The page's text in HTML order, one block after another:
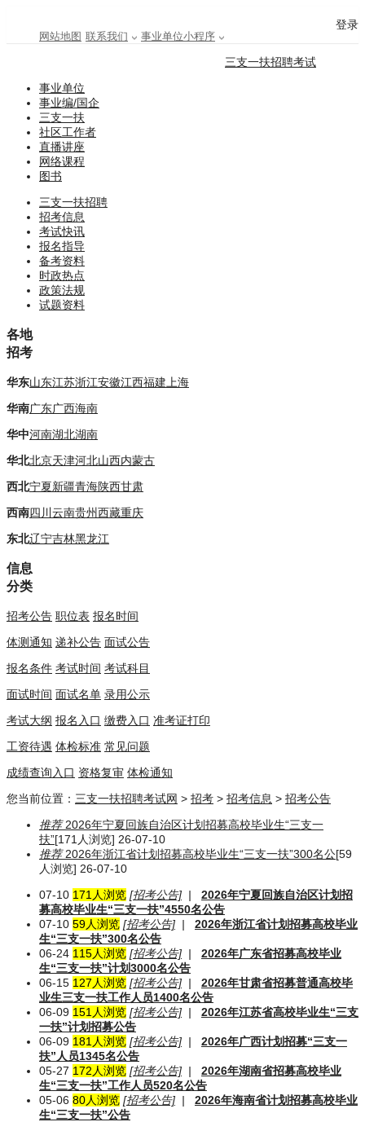
网站地图 联系我们 事业单位小程序
登录
三支一扶招聘考试
事业单位
事业编/国企
三支一扶
社区工作者
直播讲座
网络课程
图书
三支一扶招聘
招考信息
考试快讯
报名指导
备考资料
时政热点
政策法规
试题资料
各地
招考
华东山东江苏浙江安徽江西福建 上海
华南广东广西海南
华中河南湖北湖南
华北北京天津河北山西内蒙古
西北宁夏新疆青海陕西甘肃
西南四川 云南贵州西藏重庆
东北辽宁吉林黑龙江
信息
分类
招考公告 职位表 报名时间
体测通知 递补公告 面试公告
报名条件 考试时间 考试科目
面试时间 面试名单 录用公示
考试大纲 报名入口 缴费入口 准考证打印
工资待遇 体检标准 常见问题
成绩查询入口 资格复审 体检通知
您当前位置： 三支一扶招聘考试网 > 招考 > 招考信息 > 招考公告
推荐2026年宁夏回族自治区计划招募高校毕业生“三支一
扶”[171人浏览] 26-07-10
推荐2026年浙江省计划招募高校毕业生“三支一扶”300名公[59
人浏览] 26-07-10
07-10 171人浏览 [招考公告] |
2026年宁夏回族自治区计划招
募高校毕业生“三支一扶”4550名公告
07-10 59人浏览 [招考公告] |
2026年浙江省计划招募高校毕业
生“三支一扶”300名公告
06-24 115人浏览 [招考公告] |
2026年广东省招募高校毕业
生“三支一扶”计划3000名公告
06-15 127人浏览 [招考公告] |
2026年甘肃省招募普通高校毕
业生三支一扶工作人员1400名公告
06-09 151人浏览 [招考公告] |
2026年江苏省高校毕业生“三支
一扶”计划招募公告
06-09 181人浏览 [招考公告] |
2026年广西计划招募“三支一
扶”人员1345名公告
05-27 172人浏览 [招考公告] |
2026年湖南省招募高校毕业
生“三支一扶”工作人员520名公告
05-06 80人浏览 [招考公告] |
2026年海南省计划招募高校毕业
生“三支一扶”公告